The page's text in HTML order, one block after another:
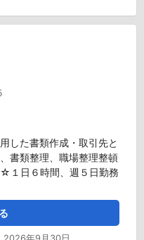
した書類作成・取引先と
書類整理、職場整理整頓
１日６時間、週５日勤務